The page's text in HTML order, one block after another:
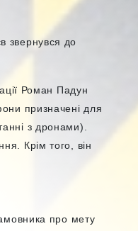
звернувся до
Роман Падун
призначені для
з дронами).
Крім того, він
про мету